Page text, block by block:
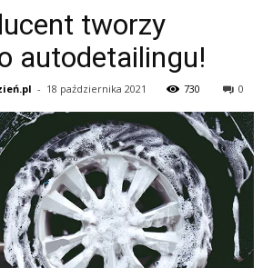
tworzy
autodetailingu!
- 18 października 2021 730 0